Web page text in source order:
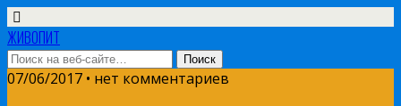
ЖИВОПИТ
07/06/2017 • нет комментариев